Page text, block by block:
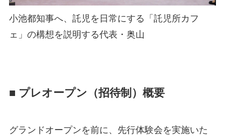
小池都知事へ、託児を日常にする「託児所カフ
ェ」の構想を説明する代表・奥山
■ プレオープン（招待制）概要
グランドオープンを前に、先行体験会を実施いた